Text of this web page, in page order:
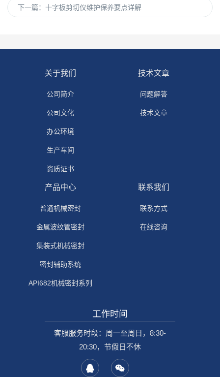
下一篇： 十字板剪切仪维护保养要点详解
关于我们
公司简介
公司文化
办公环境
生产车间
资质证书
技术文章
问题解答
技术文章
产品中心
普通机械密封
金属波纹管密封
集装式机械密封
密封辅助系统
API682机械密封系列
联系我们
联系方式
在线咨询
工作时间
客服服务时段：周一至周日，8:30-
20:30，节假日不休